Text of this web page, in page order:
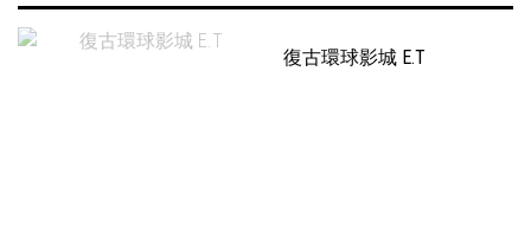
復古環球影城 E.T